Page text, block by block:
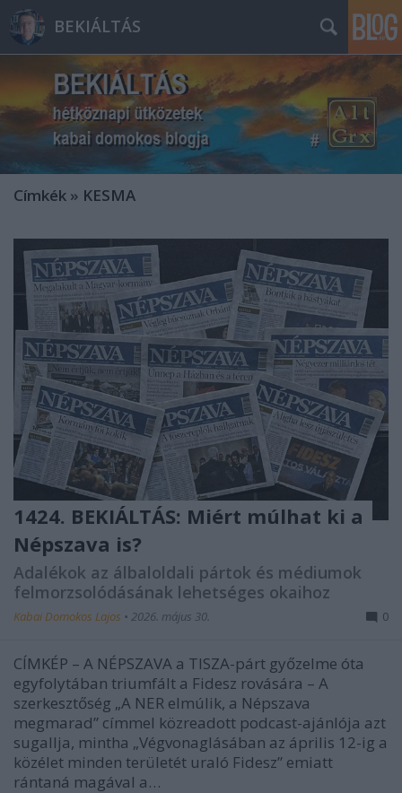
BEKIÁLTÁS
Címkék » KESMA
1424. BEKIÁLTÁS: Miért múlhat ki a
Népszava is?
Adalékok az álbaloldali pártok és médiumok
felmorzsolódásának lehetséges okaihoz
Kabai Domokos Lajos • 2026. május 30. 0
CÍMKÉP – A NÉPSZAVA a TISZA-párt győzelme óta
egyfolytában triumfált a Fidesz rovására – A
szerkesztőség „A NER elmúlik, a Népszava
megmarad” címmel közreadott podcast-ajánlója azt
sugallja, mintha „Végvonaglásában az április 12-ig a
közélet minden területét uraló Fidesz” emiatt
rántaná magával a…